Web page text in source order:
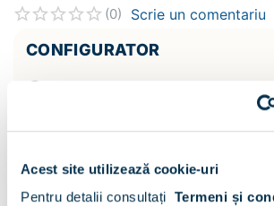
Acest site utilizează cookie-uri
Pentru detalii consultați Termeni și
(0) Scrie un comentariu
CONFIGURATOR